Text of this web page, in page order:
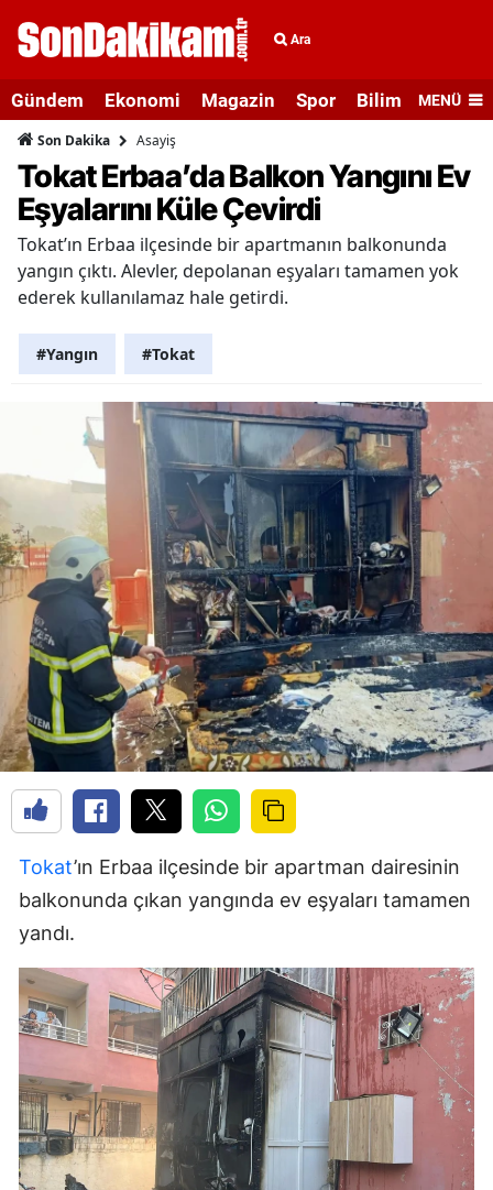
Ara
Gündem Ekonomi Magazin Spor Bilim veMENÜ
Son Dakika Asayiş
Tokat Erbaa’da Balkon Yangını Ev
Eşyalarını Küle Çevirdi
Tokat’ın Erbaa ilçesinde bir apartmanın balkonunda
yangın çıktı. Alevler, depolanan eşyaları tamamen yok
ederek kullanılamaz hale getirdi.
#Yangın #Tokat
Tokat’ın Erbaa ilçesinde bir apartman dairesinin
balkonunda çıkan yangında ev eşyaları tamamen
yandı.